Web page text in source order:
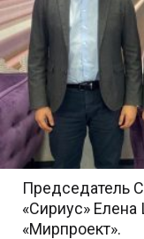
Председатель
«Сириус»
«Мирпроект».